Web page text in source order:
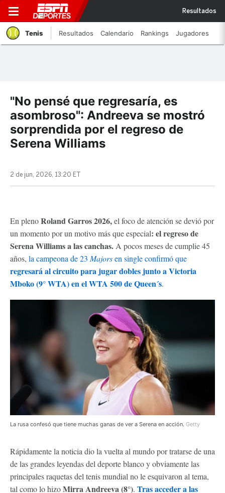
Resultados
Tenis Resultados Calendario Rankings Jugadores
"No pensé que regresaría, es
asombroso": Andreeva se mostró
sorprendida por el regreso de
Serena Williams
2 de jun, 2026, 13:20 ET
En plenoRoland Garros 2026,el foco de atención se devió por
un momento por un motivo más que especial: el regreso de
Serena Williams a las canchas. A pocos meses de cumplie 45
años, la campeona de 23 Majorsen single confirmó que
regresará al circuito para jugar dobles junto a Victoria
Mboko (9° WTA) en el WTA 500 de Queen´s.
La rusa confesó que tiene muchas ganas de ver a Serena en acción. Getty
Rápidamente la noticia dio la vuelta al mundo por tratarse de una
de las grandes leyendas del deporte blanco y obviamente las
principales raquetas del tenis mundial no le esquivaron al tema,
tal como lo hizoMirra Andreeva (8°). Tras acceder a las